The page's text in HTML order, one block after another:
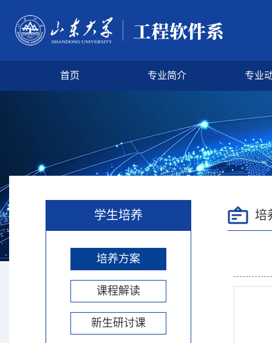
首页 专业简介 专业
学生培养
培养方案
课程解读
新生研讨课
培